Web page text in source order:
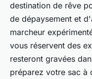
destination de rêve
de dépaysement et
marcheur
vous réservent des
resteront gravées
préparez votre sac à